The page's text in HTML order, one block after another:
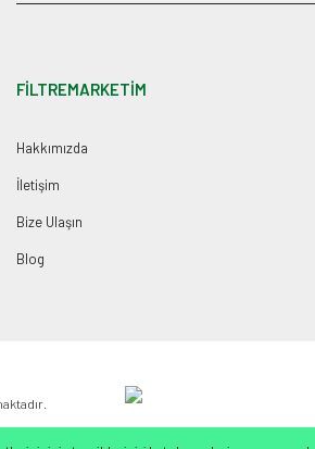
FİLTREMARKETİM
Hakkımızda
İletişim
Bize Ulaşın
Blog